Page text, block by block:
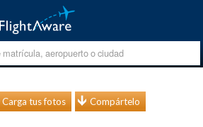
Carga tus fotos Compártelo